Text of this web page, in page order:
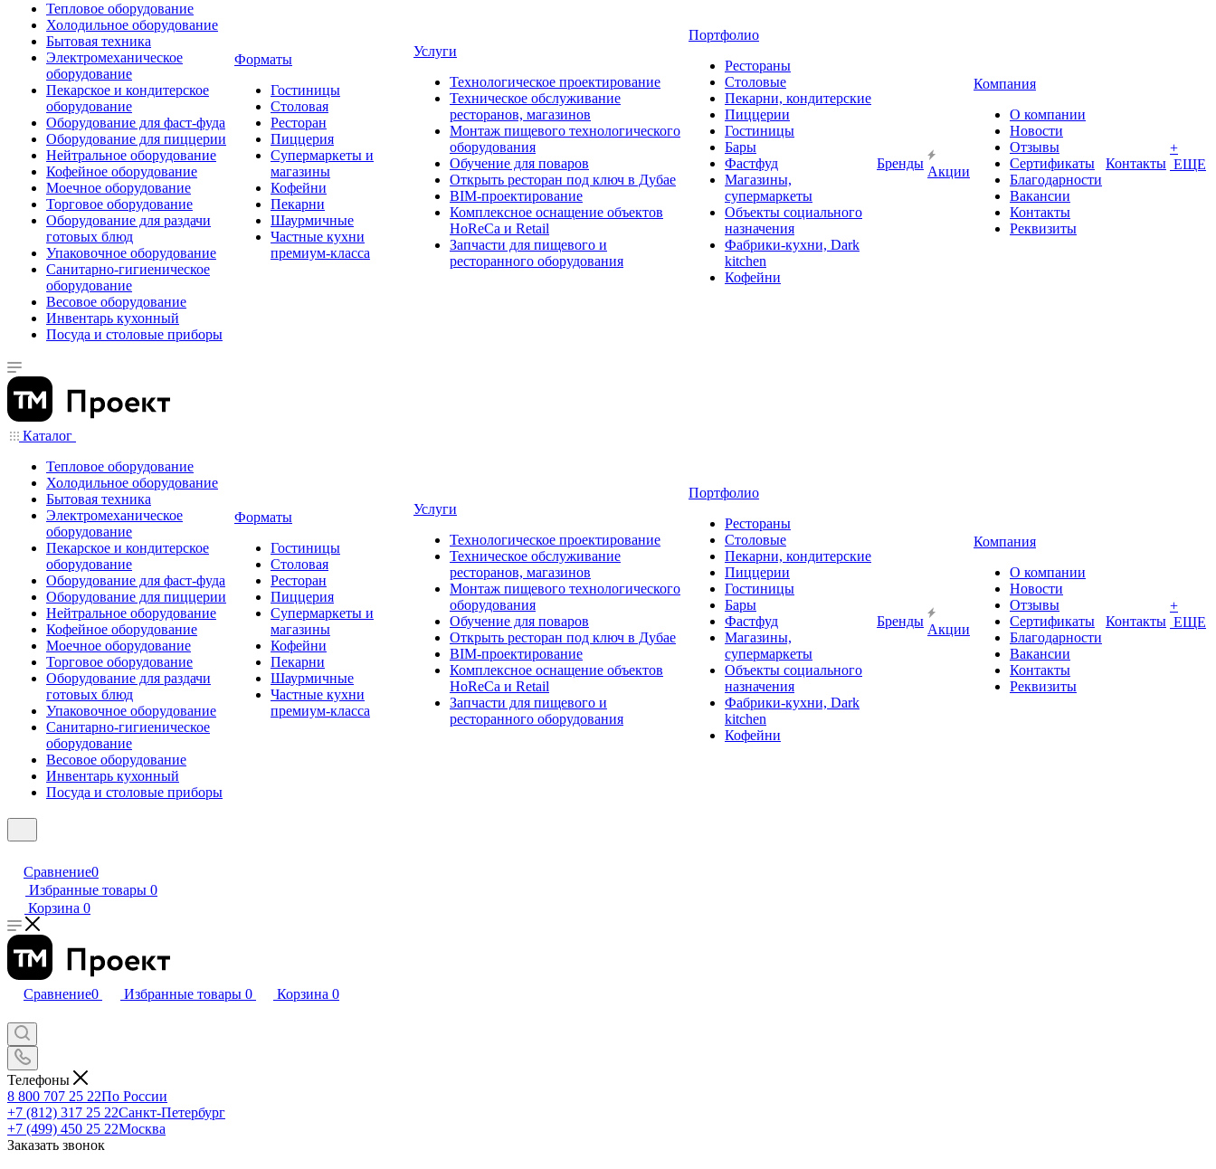
Тепловое оборудование
Холодильное оборудование
Бытовая техника
Электромеханическое
оборудование
Пекарское и кондитерское
оборудование
Оборудование для фаст-фуда
Оборудование для пиццерии
Нейтральное оборудование
Кофейное оборудование
Моечное оборудование
Торговое оборудование
Оборудование для раздачи
готовых блюд
Упаковочное оборудование
Санитарно-гигиеническое
оборудование
Весовое оборудование
Инвентарь кухонный
Посуда и столовые приборы
Форматы
Гостиницы
Столовая
Ресторан
Пиццерия
Супермаркеты и
магазины
Кофейни
Пекарни
Шаурмичные
Частные кухни
премиум-класса
Услуги
Технологическое проектирование
Техническое обслуживание
ресторанов, магазинов
Монтаж пищевого технологического
оборудования
Обучение для поваров
Открыть ресторан под ключ в Дубае
BIM-проектирование
Комплексное оснащение объектов
HoReCa и Retail
Запчасти для пищевого и
ресторанного оборудования
Портфолио
Рестораны
Столовые
Пекарни, кондитерские
Пиццерии
Гостиницы
Бары
Фастфуд
Магазины,
супермаркеты
Объекты социального
назначения
Фабрики-кухни, Dark
kitchen
Кофейни
Бренды
Акции
Компания
О компании
Новости
Отзывы
Сертификаты
Благодарности
Вакансии
Контакты
Реквизиты
Контакты
+
ЕЩЕ
Каталог
Тепловое оборудование
Холодильное оборудование
Бытовая техника
Электромеханическое
оборудование
Пекарское и кондитерское
оборудование
Оборудование для фаст-фуда
Оборудование для пиццерии
Нейтральное оборудование
Кофейное оборудование
Моечное оборудование
Торговое оборудование
Оборудование для раздачи
готовых блюд
Упаковочное оборудование
Санитарно-гигиеническое
оборудование
Весовое оборудование
Инвентарь кухонный
Посуда и столовые приборы
Форматы
Гостиницы
Столовая
Ресторан
Пиццерия
Супермаркеты и
магазины
Кофейни
Пекарни
Шаурмичные
Частные кухни
премиум-класса
Услуги
Технологическое проектирование
Техническое обслуживание
ресторанов, магазинов
Монтаж пищевого технологического
оборудования
Обучение для поваров
Открыть ресторан под ключ в Дубае
BIM-проектирование
Комплексное оснащение объектов
HoReCa и Retail
Запчасти для пищевого и
ресторанного оборудования
Портфолио
Рестораны
Столовые
Пекарни, кондитерские
Пиццерии
Гостиницы
Бары
Фастфуд
Магазины,
супермаркеты
Объекты социального
назначения
Фабрики-кухни, Dark
kitchen
Кофейни
Бренды
Акции
Компания
О компании
Новости
Отзывы
Сертификаты
Благодарности
Вакансии
Контакты
Реквизиты
Контакты
+
ЕЩЕ
Сравнение0
Избранные товары 0
Корзина 0
Сравнение0 Избранные товары 0 Корзина 0
Телефоны
8 800 707 25 22По России
+7 (812) 317 25 22Санкт-Петербург
+7 (499) 450 25 22Москва
Заказать звонок